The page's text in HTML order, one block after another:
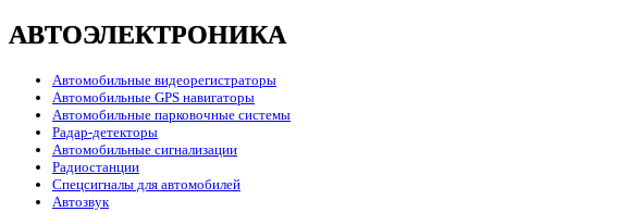
АВТОЭЛЕКТРОНИКА
Автомобильные видеорегистраторы
Автомобильные GPS навигаторы
Автомобильные парковочные системы
Радар-детекторы
Автомобильные сигнализации
Радиостанции
Спецсигналы для автомобилей
Автозвук